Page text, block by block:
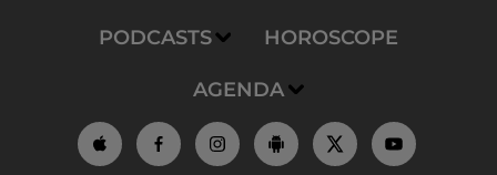
PODCASTS HOROSCOPE
AGENDA